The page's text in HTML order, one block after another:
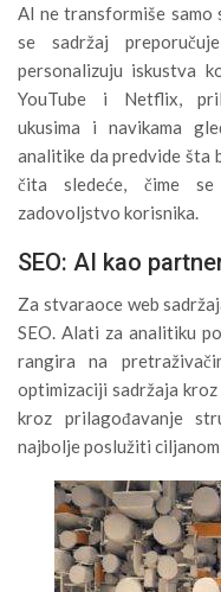
AI ne transformiše samo
se sadržaj
personalizuju iskustva
YouTube i Netflix,
ukusima i navikama
analitike da predvide šta
čita sledeće, čime se
zadovoljstvo korisnika.
SEO: AI kao
Za stvaraoce web
SEO. Alati za analitiku
rangira na
optimizaciji sadržaja
kroz prilagođavanje
najbolje poslužiti